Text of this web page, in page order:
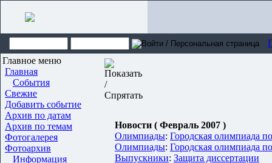
Главное меню
Главная
События
Свежие
Добавить событие
Архив по датам
Архив по темам
Фотогалерея
Фотоархив
Информация
Новости ( Февраль 2007 )
Олимпиады: Городская олимпиада
Олимпиады: Городская олимпиада
Выпускники: Защита диссертации